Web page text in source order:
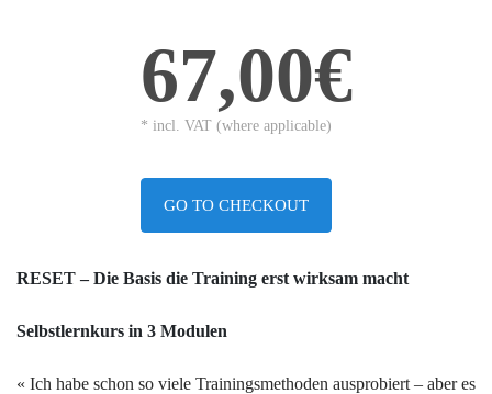
67,00€
* incl. VAT (where applicable)
GO TO CHECKOUT
RESET – Die Basis die Training erst wirksam macht
Selbstlernkurs in 3 Modulen
« Ich habe schon so viele Trainingsmethoden ausprobiert – aber es